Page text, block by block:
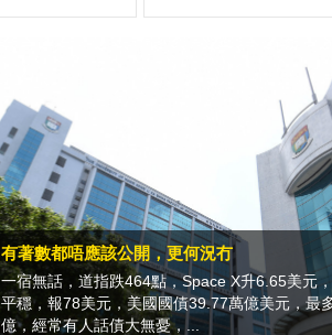
有著數都唔應該公開，更何況冇
一宿無話，道指跌464點，Space X升6.65美元
平穩，報78美元，美國國債39.77萬億美元，最
億，經常有人話債大無憂，...